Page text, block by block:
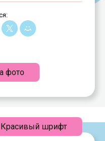
фото
Красивый шрифт